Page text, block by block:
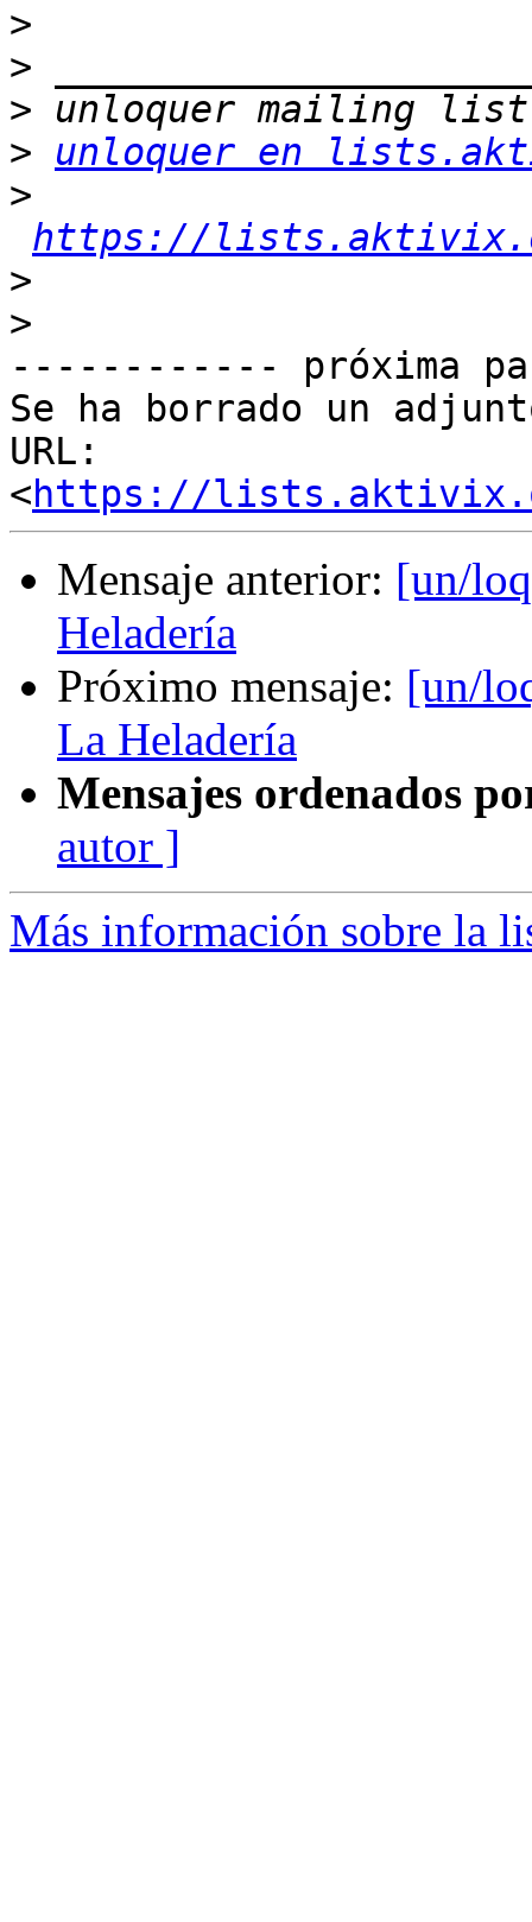
>
>
>
>
unloquer en
>
https://
>
>
------------ próxima
Se ha borrado un
URL:
<https://
Mensaje anterior: [un/
Heladería
Próximo mensaje: [un/
La Heladería
Mensajes ordenados
autor ]
Más información sobre la